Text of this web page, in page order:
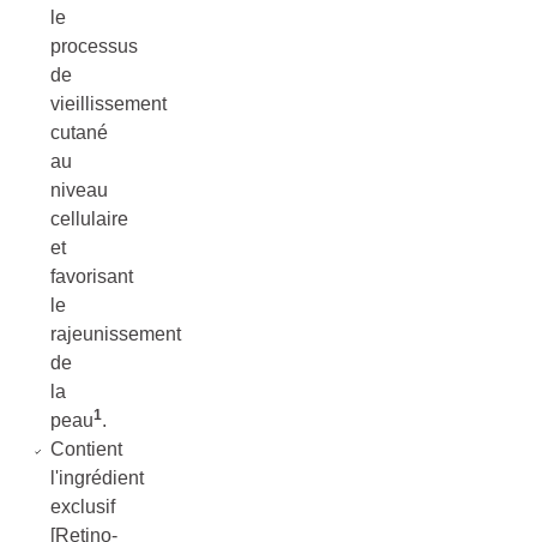
le
processus
de
vieillissement
cutané
au
niveau
cellulaire
et
favorisant
le
rajeunissement
de
la
peau1.
Contient
l'ingrédient
exclusif
[Retino-